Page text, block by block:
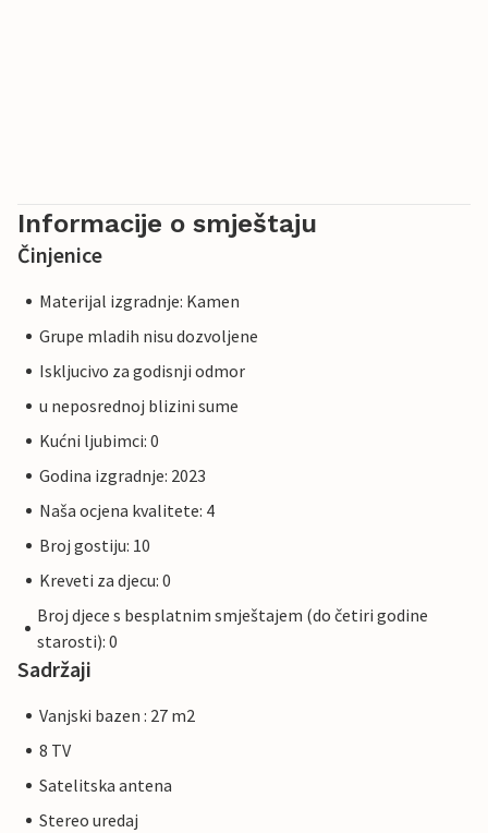
Informacije o smještaju
Činjenice
Materijal izgradnje: Kamen
Grupe mladih nisu dozvoljene
Iskljucivo za godisnji odmor
u neposrednoj blizini sume
Kućni ljubimci: 0
Godina izgradnje: 2023
Naša ocjena kvalitete: 4
Broj gostiju: 10
Kreveti za djecu: 0
Broj djece s besplatnim smještajem (do četiri godine
starosti): 0
Sadržaji
Vanjski bazen : 27 m2
8 TV
Satelitska antena
Stereo uredaj